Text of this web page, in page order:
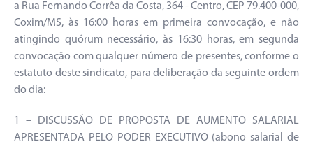
a Rua Fernando Corrêa da Costa, 364 - Centro, CEP 79.400-000,
Coxim/MS, às 16:00 horas em primeira convocação, e não
atingindo quórum necessário, às 16:30 horas, em segunda
convocação com qualquer número de presentes, conforme o
estatuto deste sindicato, para deliberação da seguinte ordem
do dia:
1 – DISCUSSÃO DE PROPOSTA DE AUMENTO SALARIAL
APRESENTADA PELO PODER EXECUTIVO (abono salarial de